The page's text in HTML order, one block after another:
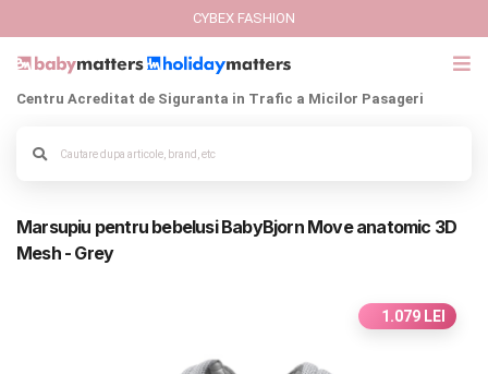
Italbaby Collections
CYBEX FASHION
Centru Acreditat de Siguranta in Trafic a Micilor Pasageri
Marsupiu pentru bebelusi BabyBjorn Move anatomic 3D
Mesh - Grey
1.079 LEI